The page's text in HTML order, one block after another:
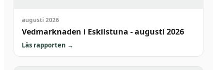
augusti 2026
Vedmarknaden i Eskilstuna - augusti 2026
Läs rapporten →